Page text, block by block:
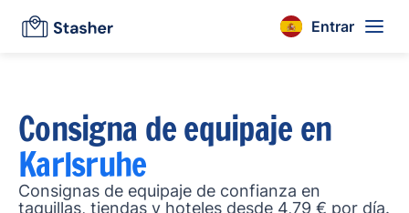
Entrar
Consigna de equipaje en
Karlsruhe
Consignas de equipaje de confianza en
taquillas, tiendas y hoteles desde 4,79 € por día.